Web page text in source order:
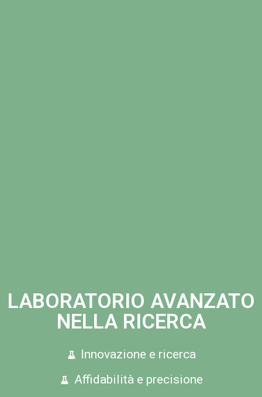
LABORATORIO AVANZATO
NELLA RICERCA
Innovazione e ricerca
Affidabilità e precisione